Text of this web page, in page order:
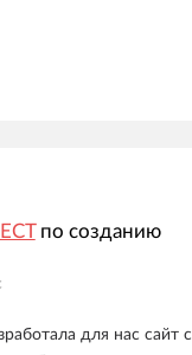
по созданию
для нас сайт с